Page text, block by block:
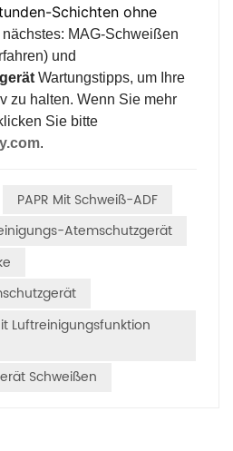
Schichten ohne
MAG-Schweißen
und
Wartungstipps, um Ihre
zu halten. Wenn Sie mehr
Sie bitte
.
PAPR Mit Schweiß-ADF
Atemschutzgerät
Luftreinigungsfunktion
Schweißen